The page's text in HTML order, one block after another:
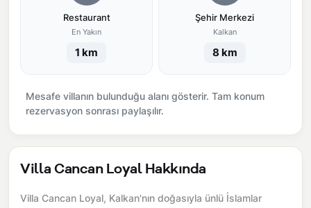
Restaurant
En Yakın
1 km
Şehir Merkezi
Kalkan
8 km
Mesafe villanın bulunduğu alanı gösterir. Tam konum
rezervasyon sonrası paylaşılır.
Villa Cancan Loyal Hakkında
Villa Cancan Loyal, Kalkan'nın doğasıyla ünlü İslamlar